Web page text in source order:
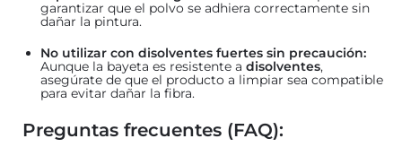
garantizar que el polvo se adhiera correctamente sin
dañar la pintura.
No utilizar con disolventes fuertes sin precaución:
Aunque la bayeta es resistente a disolventes,
asegúrate de que el producto a limpiar sea compatible
para evitar dañar la fibra.
Preguntas frecuentes (FAQ):